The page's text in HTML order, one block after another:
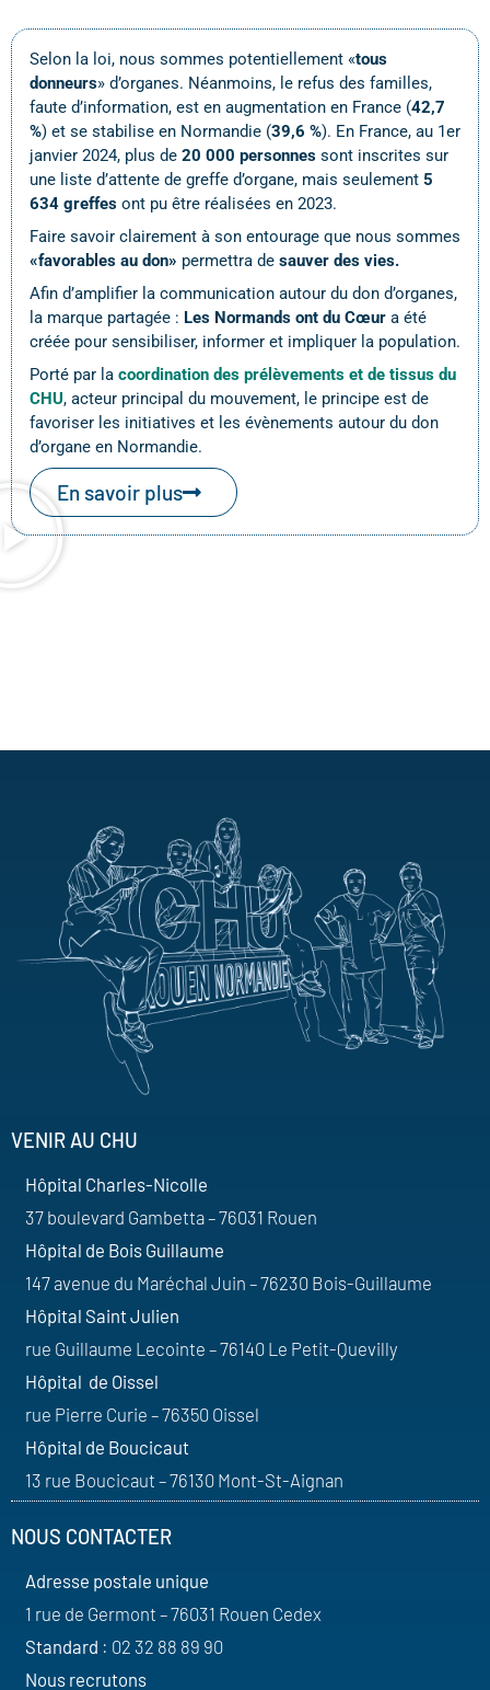
Selon la loi, nous sommes potentiellement «tous
donneurs» d’organes. Néanmoins, le refus des familles,
faute d’information, est en augmentation en France (42,7
%) et se stabilise en Normandie (39,6 %). En France, au 1er
janvier 2024, plus de 20 000 personnes sont inscrites sur
une liste d’attente de greffe d’organe, mais seulement 5
634 greffes ont pu être réalisées en 2023.
Faire savoir clairement à son entourage que nous sommes
«favorables au don» permettra de sauver des vies.
Afin d’amplifier la communication autour du don d’organes,
la marque partagée : Les Normands ont du Cœur a été
créée pour sensibiliser, informer et impliquer la population.
Porté par la coordination des prélèvements et de tissus du
CHU, acteur principal du mouvement, le principe est de
favoriser les initiatives et les évènements autour du don
d’organe en Normandie.
En savoir plus
VENIR AU CHU
Hôpital Charles-Nicolle
37 boulevard Gambetta – 76031 Rouen
Hôpital de Bois Guillaume
147 avenue du Maréchal Juin – 76230 Bois-Guillaume
Hôpital Saint Julien
rue Guillaume Lecointe – 76140 Le Petit-Quevilly
Hôpital de Oissel
rue Pierre Curie – 76350 Oissel
Hôpital de Boucicaut
13 rue Boucicaut – 76130 Mont-St-Aignan
NOUS CONTACTER
Adresse postale unique
1 rue de Germont – 76031 Rouen Cedex
Standard : 02 32 88 89 90
Nous recrutons